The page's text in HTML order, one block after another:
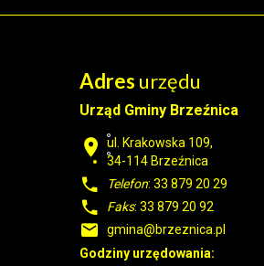
Adres urzędu
Urząd Gminy Brzeźnica
ul. Krakowska 109,
34-114 Brzeźnica
Telefon: 33 879 20 29
Faks: 33 879 20 92
gmina@brzeznica.pl
Godziny urzędowania: